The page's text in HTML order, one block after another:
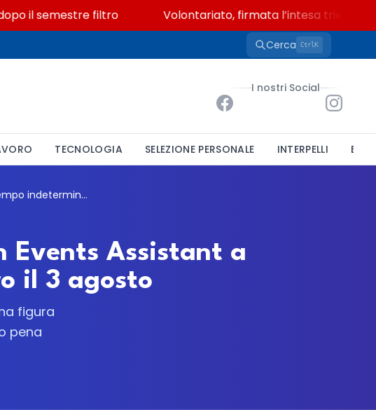
semestre filtro Volontariato, firmata l’intesa triennale tra
Cerca CtrlK
I nostri Social
TECNOLOGIA SELEZIONE PERSONALE INTERPELLI
Politecnico di Milano, concorso per un Events Assistant a tempo indeterminato: domande entro il 3 agosto
Events Assistant a
il 3 agosto
figura
pena